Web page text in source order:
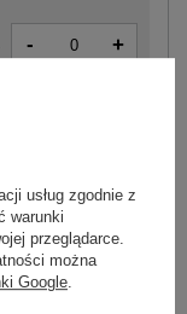
- +
-
usług zgodnie z
warunki
przeglądarce.
można
Google.